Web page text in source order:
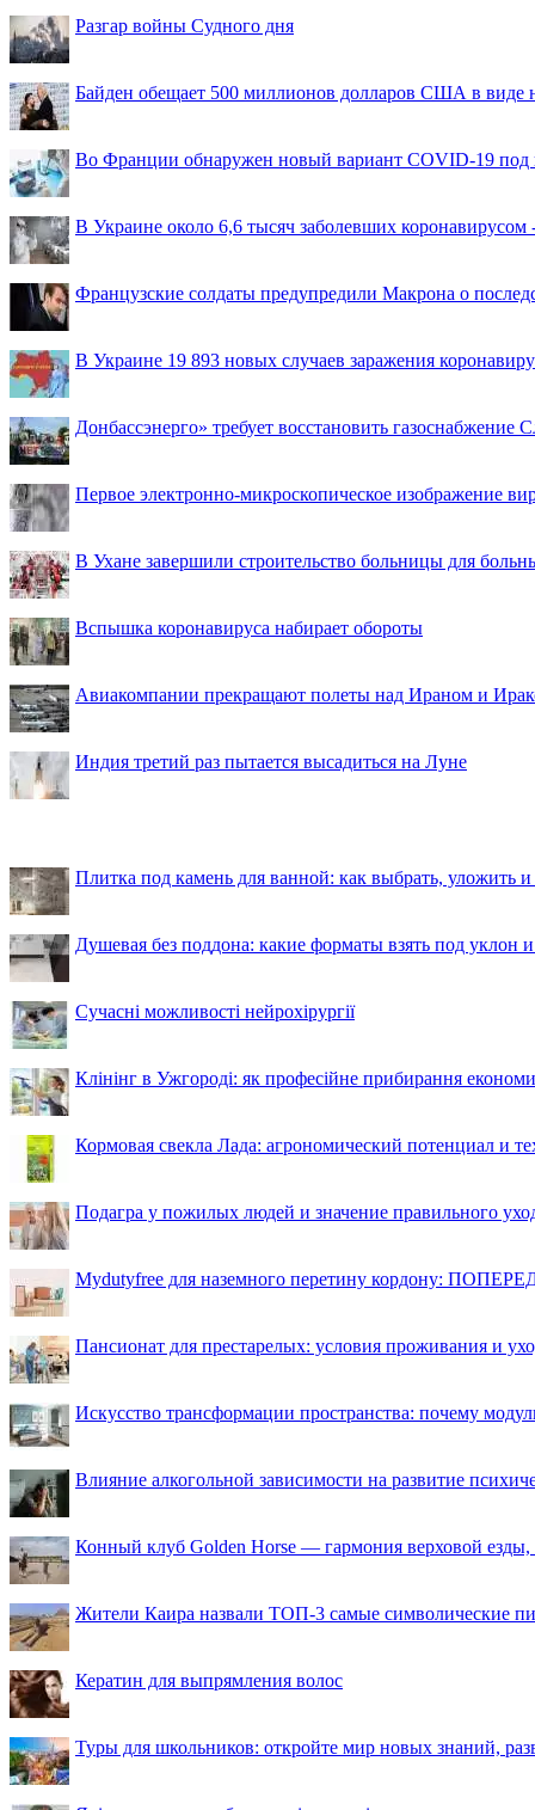
Разгар войны Судного дня
Байден обещает 500 миллионов долларов США в
Во Франции обнаружен новый вариант COVID-19 под
В Украине около 6,6 тысяч заболевших коронавирусом
Французские солдаты предупредили Макрона о
В Украине 19 893 новых случаев заражения
Донбассэнерго» требует восстановить газоснабжение
Первое электронно-микроскопическое изображение
В Ухане завершили строительство больницы для
Вспышка коронавируса набирает обороты
Авиакомпании прекращают полеты над Ираном и
Индия третий раз пытается высадиться на Луне
Плитка под камень для ванной: как выбрать, уложить
Душевая без поддона: какие форматы взять под уклон
Сучасні можливості нейрохірургії
Клінінг в Ужгороді: як професійне прибирання
Кормовая свекла Лада: агрономический потенциал и
Подагра у пожилых людей и значение правильного
Mydutyfree для наземного перетину кордону:
Пансионат для престарелых: условия проживания и
Искусство трансформации пространства: почему
Влияние алкогольной зависимости на развитие
Конный клуб Golden Horse — гармония верховой езды,
Жители Каира назвали ТОП-3 самые символические
Кератин для выпрямления волос
Туры для школьников: откройте мир новых знаний,